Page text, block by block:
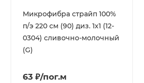
Микрофибра страйп 100%
п/э 220 см (90) диз. 1х1 (12-
0304) сливочно-молочный
(G)
63 ₽/пог.м